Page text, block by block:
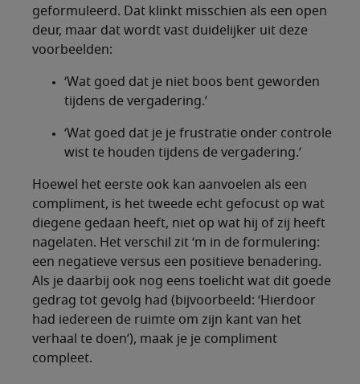
geformuleerd. Dat klinkt misschien als een open
deur, maar dat wordt vast duidelijker uit deze
voorbeelden:
‘Wat goed dat je niet boos bent geworden
tijdens de vergadering.’
‘Wat goed dat je je frustratie onder controle
wist te houden tijdens de vergadering.’
Hoewel het eerste ook kan aanvoelen als een
compliment, is het tweede echt gefocust op wat
diegene gedaan heeft, niet op wat hij of zij heeft
nagelaten. Het verschil zit ‘m in de formulering:
een negatieve versus een positieve benadering.
Als je daarbij ook nog eens toelicht wat dit goede
gedrag tot gevolg had (bijvoorbeeld: ‘Hierdoor
had iedereen de ruimte om zijn kant van het
verhaal te doen’), maak je je compliment
compleet.